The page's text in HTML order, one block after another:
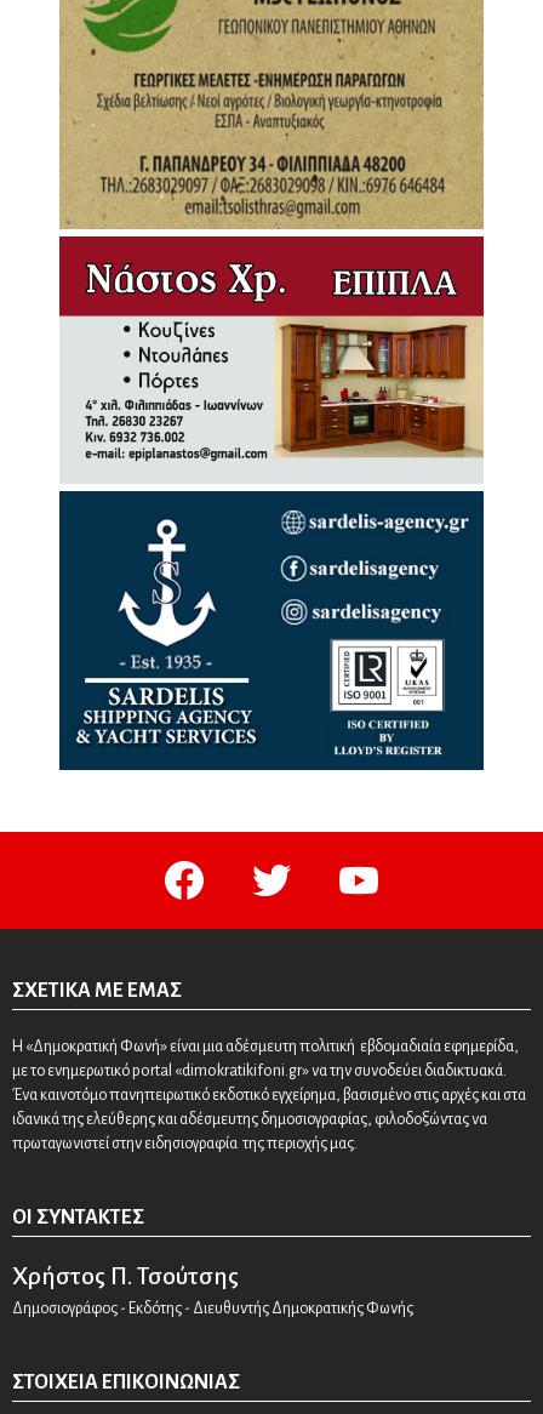
facebook twitter youtube
ΣΧΕΤΙΚΆ ΜΕ ΕΜΆΣ
Η «Δημοκρατική Φωνή» είναι μια αδέσμευτη πολιτική εβδομαδιαία εφημερίδα,
με το ενημερωτικό portal «dimokratikifoni.gr» να την συνοδεύει διαδικτυακά.
Ένα καινοτόμο πανηπειρωτικό εκδοτικό εγχείρημα, βασισμένο στις αρχές και στα
ιδανικά της ελεύθερης και αδέσμευτης δημοσιογραφίας, φιλοδοξώντας να
πρωταγωνιστεί στην ειδησιογραφία της περιοχής μας.
ΟΙ ΣΥΝΤΆΚΤΕΣ
Χρήστος Π. Τσούτσης
Δημοσιογράφος - Εκδότης - Διευθυντής Δημοκρατικής Φωνής
ΣΤΟΙΧΕΊΑ ΕΠΙΚΟΙΝΩΝΊΑΣ